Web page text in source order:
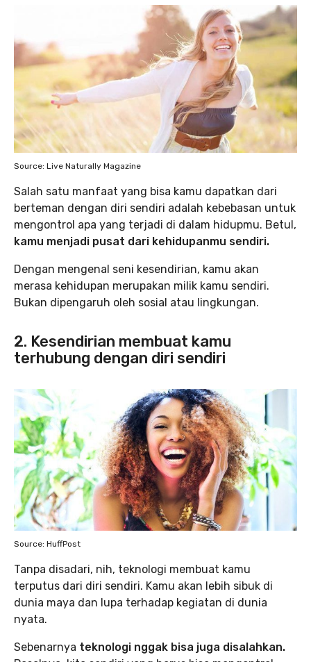
Source: Live Naturally Magazine
Salah satu manfaat yang bisa kamu dapatkan dari
berteman dengan diri sendiri adalah kebebasan untuk
mengontrol apa yang terjadi di dalam hidupmu. Betul,
kamu menjadi pusat dari kehidupanmu sendiri.
Dengan mengenal seni kesendirian, kamu akan
merasa kehidupan merupakan milik kamu sendiri.
Bukan dipengaruh oleh sosial atau lingkungan.
2. Kesendirian membuat kamu
terhubung dengan diri sendiri
Source: HuffPost
Tanpa disadari, nih, teknologi membuat kamu
terputus dari diri sendiri. Kamu akan lebih sibuk di
dunia maya dan lupa terhadap kegiatan di dunia
nyata.
Sebenarnya teknologi nggak bisa juga disalahkan.